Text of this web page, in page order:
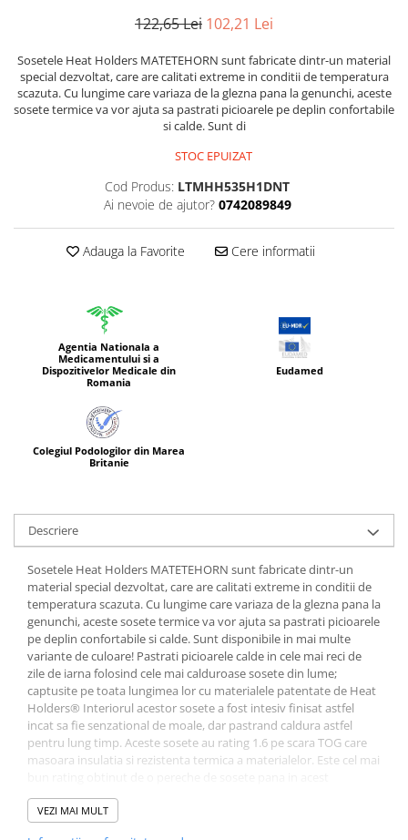
122,65 Lei 102,21 Lei
Sosetele Heat Holders MATETEHORN sunt fabricate dintr-un material
special dezvoltat, care are calitati extreme in conditii de temperatura
scazuta. Cu lungime care variaza de la glezna pana la genunchi, aceste
sosete termice va vor ajuta sa pastrati picioarele pe deplin confortabile
si calde. Sunt di
STOC EPUIZAT
Cod Produs: LTMHH535H1DNT
Ai nevoie de ajutor? 0742089849
Adauga la Favorite Cere informatii
Agentia Nationala a
Medicamentului si a
Dispozitivelor Medicale din
Romania
Eudamed
Colegiul Podologilor din Marea
Britanie
Descriere
Sosetele Heat Holders MATETEHORN sunt fabricate dintr-un
material special dezvoltat, care are calitati extreme in conditii de
temperatura scazuta. Cu lungime care variaza de la glezna pana la
genunchi, aceste sosete termice va vor ajuta sa pastrati picioarele
pe deplin confortabile si calde. Sunt disponibile in mai multe
variante de culoare! Pastrati picioarele calde in cele mai reci de
zile de iarna folosind cele mai calduroase sosete din lume;
captusite pe toata lungimea lor cu materialele patentate de Heat
Holders® Interiorul acestor sosete a fost intesiv finisat astfel
incat sa fie senzational de moale, dar pastrand caldura astfel
pentru lung timp. Aceste sosete au rating 1.6 pe scara TOG care
masoara insulatia si rezistenta termica a materialelor. Este cel mai
moment. Heat Holders® nu stranguleaza piciorul si sunt
recomandate celor cu afectiuni de circulatie sanguina sau diabet.
VEZI MAI MULT